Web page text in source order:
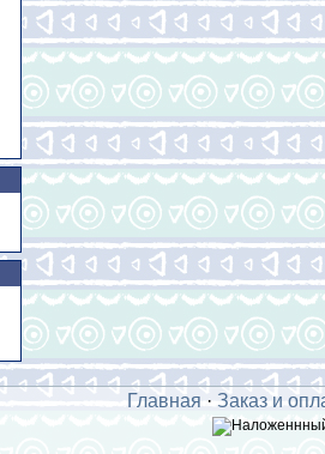
Главная · Заказ и